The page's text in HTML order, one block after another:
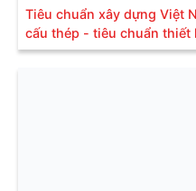
Tiêu chuẩn xây dựng Việt
cấu thép - tiêu chuẩn thiết